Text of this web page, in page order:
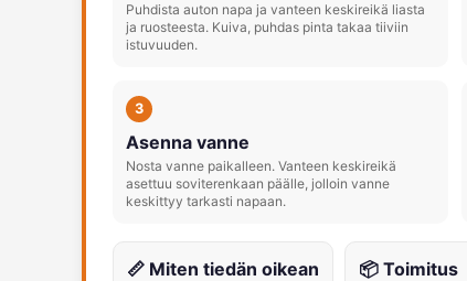
Puhdista auton napa ja vanteen keskireikä liasta
ja ruosteesta. Kuiva, puhdas pinta takaa tiiviin
istuvuuden.
3
Asenna vanne
Nosta vanne paikalleen. Vanteen keskireikä
asettuu soviterenkaan päälle, jolloin vanne
keskittyy tarkasti napaan.
📏 Miten tiedän oikean
📦 Toimitus